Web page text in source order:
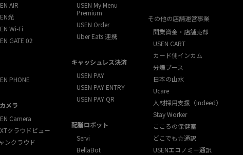
AIR
光
Wi-Fi
GATE 02
PHONE
メラ
Camera
クラウドビュー
ンクラウド
USEN My Menu
Premium
USEN Order
Uber Eats 連携
キャッシュレス決済
USEN PAY
USEN PAY ENTRY
USEN PAY QR
配膳ロボット
Servi
BellaBot
その他の店舗運営事業
開業資金・店舗売却
USEN CART
カード側インカム
分煙ブース
日本の山水
Ucare
人材採用支援（Indeed）
Stay Worker
こころの保健室
どこでも☆通訳
USENエコノミー通訳